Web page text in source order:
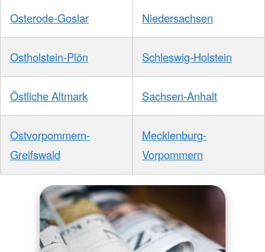
Osterode-Goslar Niedersachsen
Ostholstein-Plön Schleswig-Holstein
Östliche Altmark Sachsen-Anhalt
Ostvorpommern-
Greifswald
Mecklenburg-
Vorpommern